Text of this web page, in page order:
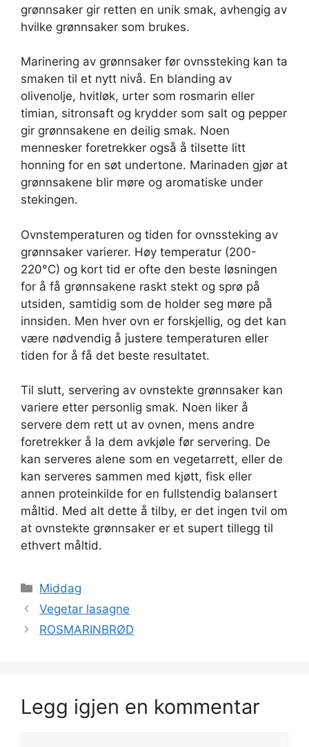
grønnsaker gir retten en unik smak, avhengig av
hvilke grønnsaker som brukes.
Marinering av grønnsaker før ovnssteking kan ta
smaken til et nytt nivå. En blanding av
olivenolje, hvitløk, urter som rosmarin eller
timian, sitronsaft og krydder som salt og pepper
gir grønnsakene en deilig smak. Noen
mennesker foretrekker også å tilsette litt
honning for en søt undertone. Marinaden gjør at
grønnsakene blir møre og aromatiske under
stekingen.
Ovnstemperaturen og tiden for ovnssteking av
grønnsaker varierer. Høy temperatur (200-
220°C) og kort tid er ofte den beste løsningen
for å få grønnsakene raskt stekt og sprø på
utsiden, samtidig som de holder seg møre på
innsiden. Men hver ovn er forskjellig, og det kan
være nødvendig å justere temperaturen eller
tiden for å få det beste resultatet.
Til slutt, servering av ovnstekte grønnsaker kan
variere etter personlig smak. Noen liker å
servere dem rett ut av ovnen, mens andre
foretrekker å la dem avkjøle før servering. De
kan serveres alene som en vegetarrett, eller de
kan serveres sammen med kjøtt, fisk eller
annen proteinkilde for en fullstendig balansert
måltid. Med alt dette å tilby, er det ingen tvil om
at ovnstekte grønnsaker er et supert tillegg til
ethvert måltid.
Kategorier
Middag
Vegetar lasagne
ROSMARINBRØD
Legg igjen en kommentar